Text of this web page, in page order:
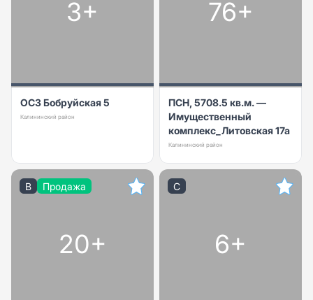
3+
ОСЗ Бобруйская 5
Калининский район
76+
ПСН, 5708.5 кв.м. —
Имущественный
комплекс_Литовская 17а
Калининский район
B Продажа
20+
C
6+